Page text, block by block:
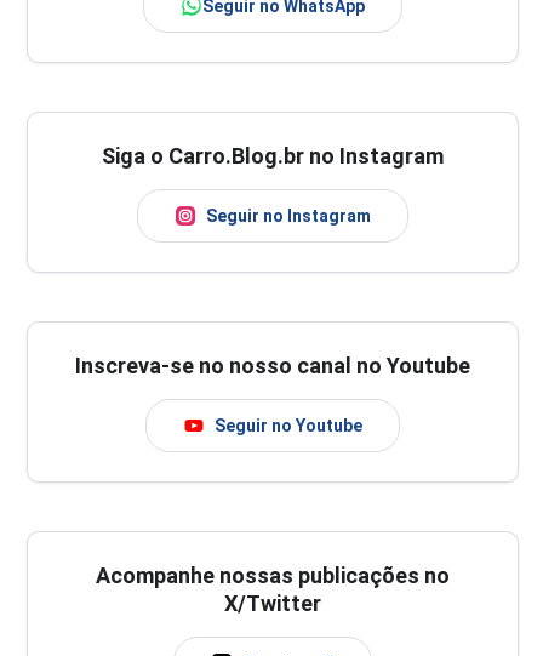
Seguir no WhatsApp
Siga o Carro.Blog.br no Instagram
Seguir no Instagram
Inscreva-se no nosso canal no Youtube
Seguir no Youtube
Acompanhe nossas publicações no
X/Twitter